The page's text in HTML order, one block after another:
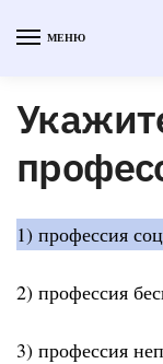
МЕНЮ
1) профессия
2) профессия
3) профессия